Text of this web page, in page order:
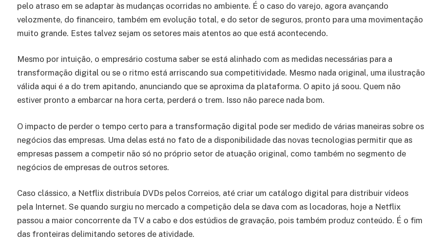
pelo atraso em se adaptar às mudanças ocorridas no ambiente. É o caso do varejo, agora avançando
velozmente, do financeiro, também em evolução total, e do setor de seguros, pronto para uma movimentação
muito grande. Estes talvez sejam os setores mais atentos ao que está acontecendo.
Mesmo por intuição, o empresário costuma saber se está alinhado com as medidas necessárias para a
transformação digital ou se o ritmo está arriscando sua competitividade. Mesmo nada original, uma ilustração
válida aqui é a do trem apitando, anunciando que se aproxima da plataforma. O apito já soou. Quem não
estiver pronto a embarcar na hora certa, perderá o trem. Isso não parece nada bom.
O impacto de perder o tempo certo para a transformação digital pode ser medido de várias maneiras sobre os
negócios das empresas. Uma delas está no fato de a disponibilidade das novas tecnologias permitir que as
empresas passem a competir não só no próprio setor de atuação original, como também no segmento de
negócios de empresas de outros setores.
Caso clássico, a Netflix distribuía DVDs pelos Correios, até criar um catálogo digital para distribuir vídeos
pela Internet. Se quando surgiu no mercado a competição dela se dava com as locadoras, hoje a Netflix
passou a maior concorrente da TV a cabo e dos estúdios de gravação, pois também produz conteúdo. É o fim
das fronteiras delimitando setores de atividade.